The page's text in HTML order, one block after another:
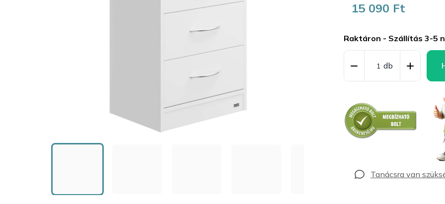
15 090 Ft
Raktáron - Szállítás 3-5